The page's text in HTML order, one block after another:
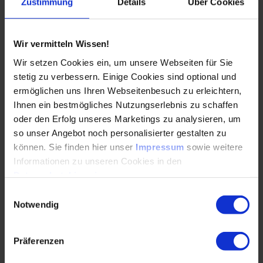
Wir vermitteln Wissen!
Wir setzen Cookies ein, um unsere Webseiten für Sie
stetig zu verbessern. Einige Cookies sind optional und
ermöglichen uns Ihren Webseitenbesuch zu erleichtern,
Ihnen ein bestmögliches Nutzungserlebnis zu schaffen
oder den Erfolg unseres Marketings zu analysieren, um
so unser Angebot noch personalisierter gestalten zu
können. Sie finden hier unser Impressum sowie weitere
Informationen zu unseren Cookies in den
Notwendig
Präferenzen
Standardisierung, Rahmenvereinbarungen und
neue Vergabekonzepte…
Serielles Bauen für die Bundeswehr: Wie
Standardisierung Tempo und
Planungssicherheit schafft
08.06.2026
Nachhaltigkeit: Brigitte Bourscheidt erklärt, wie
Infrastrukturbedarfe der…